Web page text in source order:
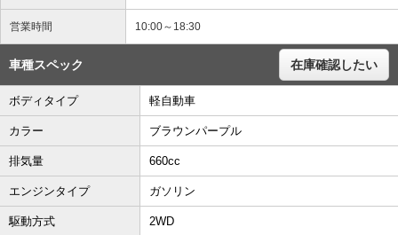
営業時間 10:00～18:30
車種スペック 在庫確認したい
ボディタイプ 軽自動車
カラー ブラウンパープル
排気量 660cc
エンジンタイプ ガソリン
駆動方式 2WD